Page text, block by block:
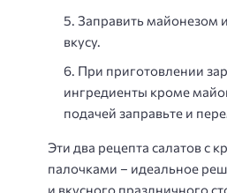
Заправить майонезом
вкусу.
При приготовлении
ингредиенты кроме
подачей заправьте и
Эти два рецепта салатов с
палочками – идеальное
и вкусного праздничного